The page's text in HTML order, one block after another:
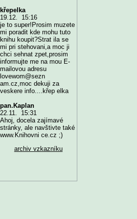
křepelka
19.12. 15:16
je to super!Prosim muzete
mi poradit kde mohu tuto
knihu koupit?Strat ila se
mi pri stehovani,a moc ji
chci sehnat zpet,prosim
informujte me na mou E-
mailovou adresu
lovewom@sezn
am.cz,moc dekuji za
veskere info....křep elka
pan.Kaplan
22.11. 15:31
Ahoj, docela zajímavé
stránky, ale navštivte také
www.Knihovni ce.cz ;)
archiv vzkazníku